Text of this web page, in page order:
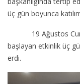
üç gün boyunca
19 Ağustos Cuma
başlayan etkinlik üç
erdi.